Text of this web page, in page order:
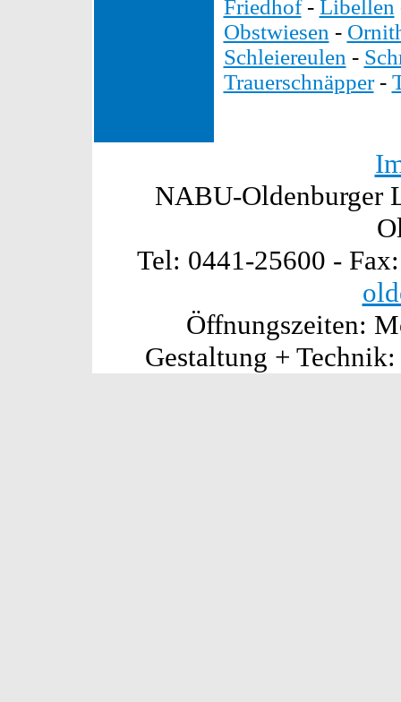
Friedhof- Libellen
Obstwiesen -
Schleiereulen -
Trauerschnäpper-
NABU-Oldenburger
Tel: 0441-25600 -
Öffnungszeiten:
Gestaltung +